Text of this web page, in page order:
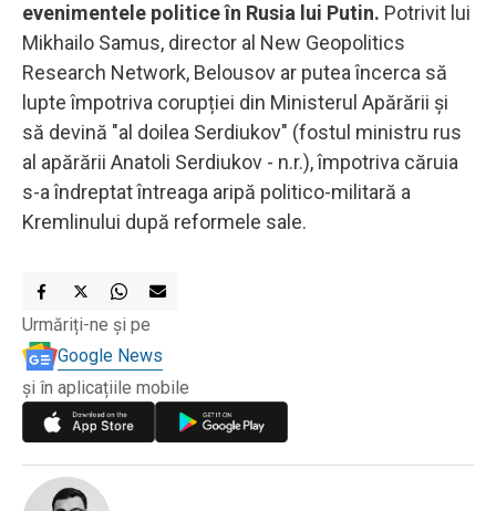
evenimentele politice în Rusia lui Putin. Potrivit lui
Mikhailo Samus, director al New Geopolitics
Research Network, Belousov ar putea încerca să
lupte împotriva corupției din Ministerul Apărării și
să devină "al doilea Serdiukov" (fostul ministru rus
al apărării Anatoli Serdiukov - n.r.), împotriva căruia
s-a îndreptat întreaga aripă politico-militară a
Kremlinului după reformele sale.
Urmăriți-ne și pe
Google News
și în aplicațiile mobile